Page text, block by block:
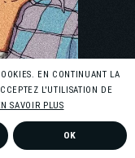
EN CONTINUANT LA
L'UTILISATION DE
SAVOIR PLUS
OK
PANAMA